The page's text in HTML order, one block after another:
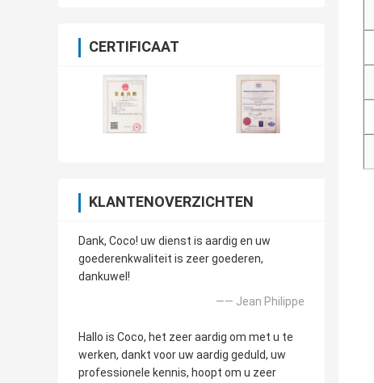
CERTIFICAAT
KLANTENOVERZICHTEN
Dank, Coco! uw dienst is aardig en uw
goederenkwaliteit is zeer goederen,
dankuwel!
—— Jean Philippe
Hallo is Coco, het zeer aardig om met u te
werken, dankt voor uw aardig geduld, uw
professionele kennis, hoopt om u zeer